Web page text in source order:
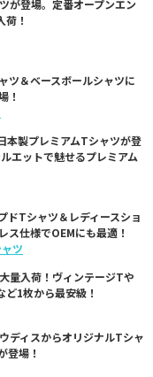
が登場。定番オープンエン
！
ツ＆ベースボールシャツに
！
本製プレミアムTシャツが登
エットで魅せるプレミアム
ドTシャツ＆レディースショ
ス仕様でOEMにも最適！
ツ
量入荷！ヴィンテージTや
1枚から最安級！
ディスからオリジナルTシャ
登場！